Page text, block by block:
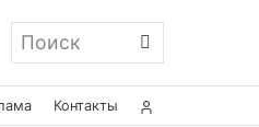
Поиск
Контакты